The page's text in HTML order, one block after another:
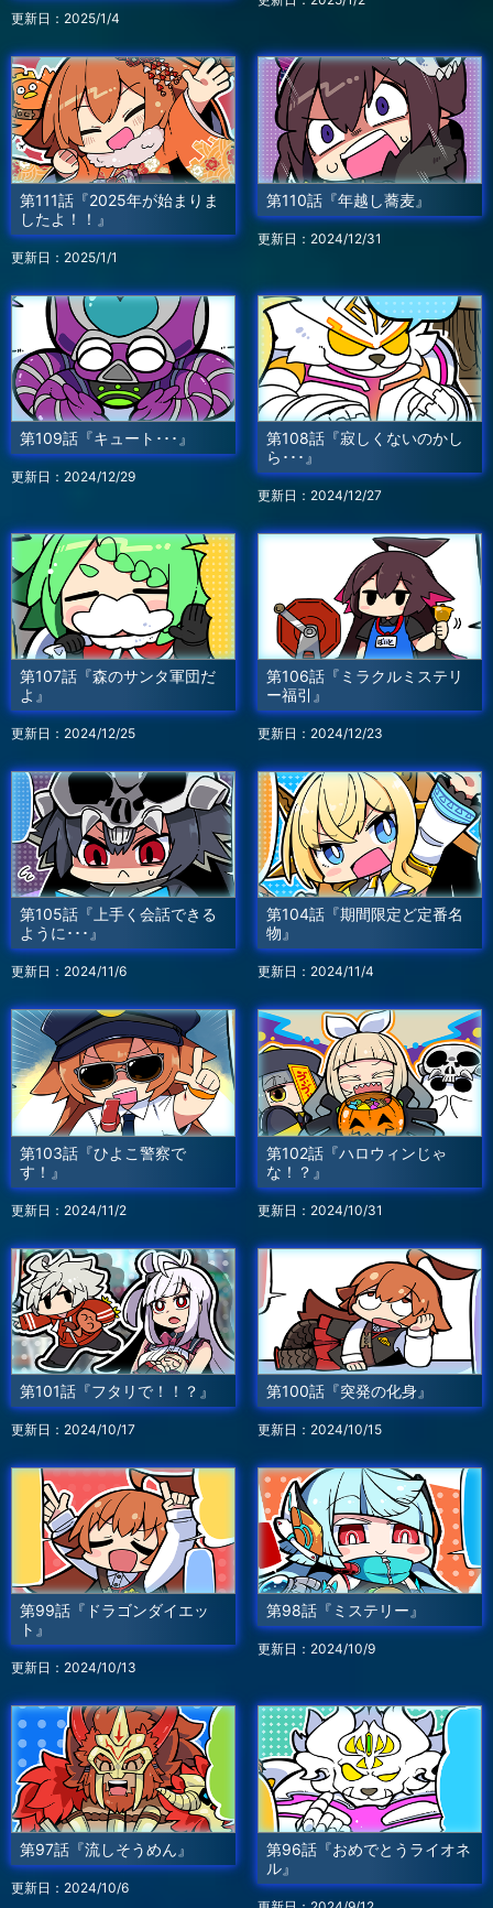
更新日：2025/1/4
第111話『2025年が始まりま
したよ！！』
更新日：2025/1/1
第110話『年越し蕎麦』
更新日：2024/12/31
第109話『キュート･･･』
更新日：2024/12/29
第108話『寂しくないのかし
ら･･･』
更新日：2024/12/27
第107話『森のサンタ軍団だ
よ』
更新日：2024/12/25
第106話『ミラクルミステリ
ー福引』
更新日：2024/12/23
第105話『上手く会話できる
ように･･･』
更新日：2024/11/6
第104話『期間限定ど定番名
物』
更新日：2024/11/4
第103話『ひよこ警察で
す！』
更新日：2024/11/2
第102話『ハロウィンじゃ
な！？』
更新日：2024/10/31
第101話『フタリで！！？』
更新日：2024/10/17
第100話『突発の化身』
更新日：2024/10/15
第99話『ドラゴンダイエッ
ト』
更新日：2024/10/13
第98話『ミステリー』
更新日：2024/10/9
第97話『流しそうめん』
更新日：2024/10/6
第96話『おめでとうライオネ
ル』